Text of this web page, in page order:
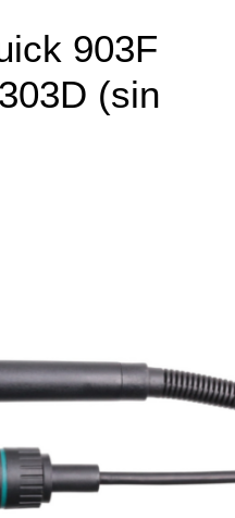
903F
(sin